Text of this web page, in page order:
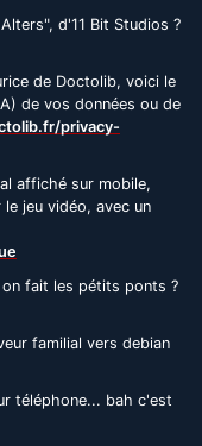
d'11 Bit Studios ?
de Doctolib, voici le
de vos données ou de
privacy-
affiché sur mobile,
jeu vidéo, avec un
fait les pétits ponts ?
familial vers debian
téléphone... bah c'est